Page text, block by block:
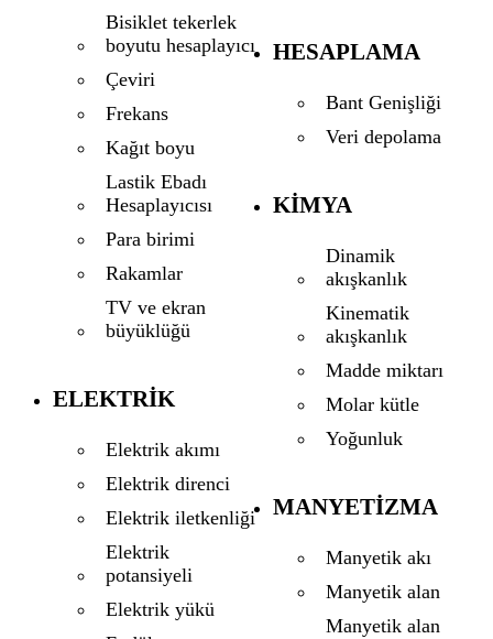
Bisiklet tekerlek
boyutu hesaplayıcı
Çeviri
Frekans
Kağıt boyu
Lastik Ebadı
Hesaplayıcısı
Para birimi
Rakamlar
TV ve ekran
büyüklüğü
ELEKTRIK
Elektrik akımı
Elektrik direnci
Elektrik iletkenliği
Elektrik
potansiyeli
Elektrik yükü
HESAPLAMA
Bant Genişliği
Veri depolama
KIMYA
Dinamik
akışkanlık
Kinematik
akışkanlık
Madde miktarı
Molar kütle
Yoğunluk
MANYETIZMA
Manyetik akı
Manyetik alan
Manyetik alan